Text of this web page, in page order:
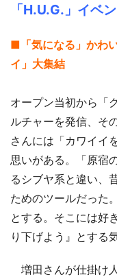
「H.U.G.」イベ
■「気になる」かわ
イ」大集結
オープン当初から「
ルチャーを発信、そ
さんには「カワイイ
思いがある。「原宿
るシブヤ系と違い、
ためのツールだった
とする。そこには好
り下げよう』とする
増田さんが仕掛け人